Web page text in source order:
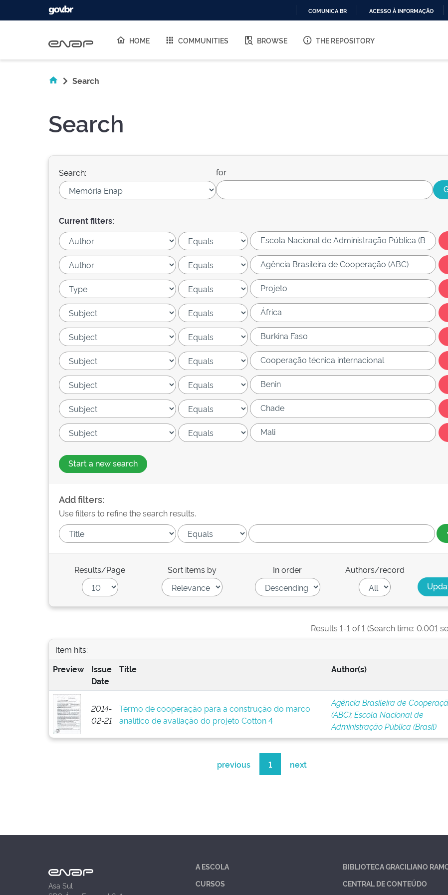
O
COMUNICA BR ACESSO À INFORMAÇÃO
HOME COMMUNITIES BROWSE THE REPOSITORY
Search
Search
Search: for
Current filters:
Start a new search
Add filters:
Use filters to refine the search results.
Results/Page Sort items by In order Authors/record
Results 1-1 of 1 (Search time: 0.001
Item hits:
Preview
Issue
Date
Title Author(s)
2014-
02-21
Termo de cooperação para a construção do marco
analítico de avaliação do projeto Cotton 4
Agência Brasileira de
(ABC);Escola Nacional de
Administração Pública (Brasil)
previous 1 next
Asa Sul
A ESCOLA
CURSOS
BIBLIOTECA GRACILIANO
CENTRAL DE CONTEÚDO